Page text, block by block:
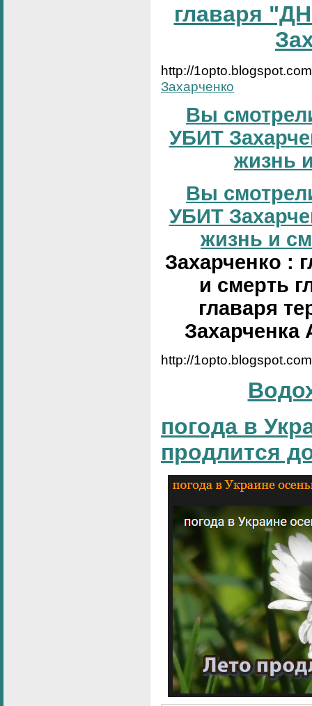
главаря
http://
Захарченко
Вы
УБИТ
жизнь
Вы
УБИТ
жизнь и
Захарченко :
и смерть
главаря
Захарченка
http://
погода в
продлится